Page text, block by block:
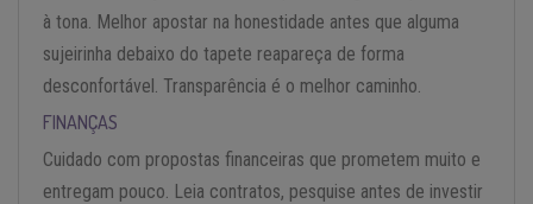
à tona. Melhor apostar na honestidade antes que alguma
sujeirinha debaixo do tapete reapareça de forma
desconfortável. Transparência é o melhor caminho.
FINANÇAS
Cuidado com propostas financeiras que prometem muito e
entregam pouco. Leia contratos, pesquise antes de investir